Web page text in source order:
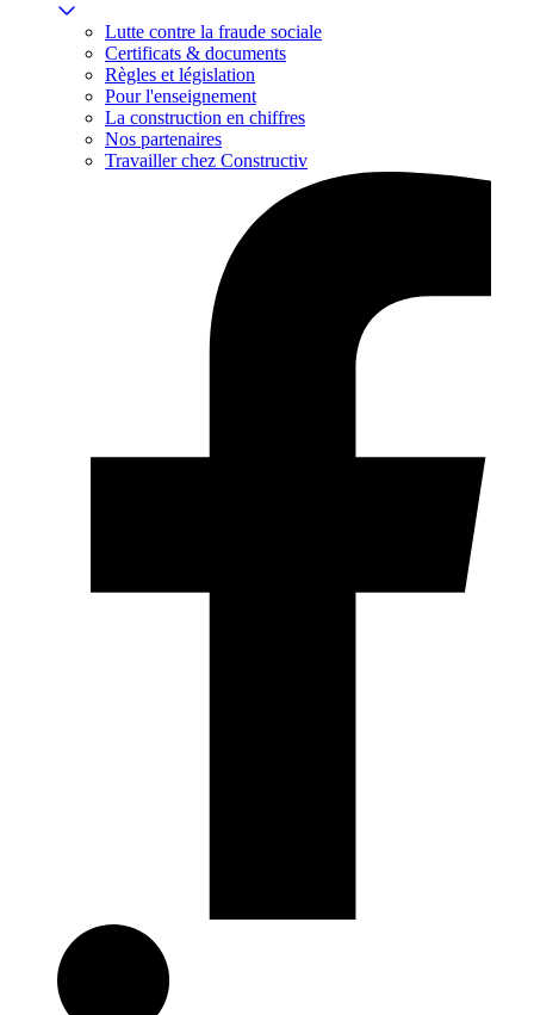
Lutte contre la fraude sociale
Certificats & documents
Règles et législation
Pour l'enseignement
La construction en chiffres
Nos partenaires
Travailler chez Constructiv